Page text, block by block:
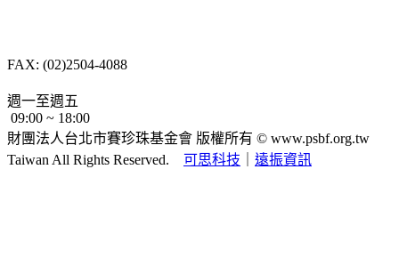
FAX: (02)2504-4088
週一至週五
09:00 ~ 18:00
財團法人台北市賽珍珠基金會 版權所有 © www.psbf.org.tw
Taiwan All Rights Reserved. 可思科技 遠振資訊